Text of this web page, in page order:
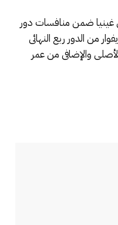
غينيا ضمن منافسات دور
من الدور ربع النهائى
والإضافى من عمر